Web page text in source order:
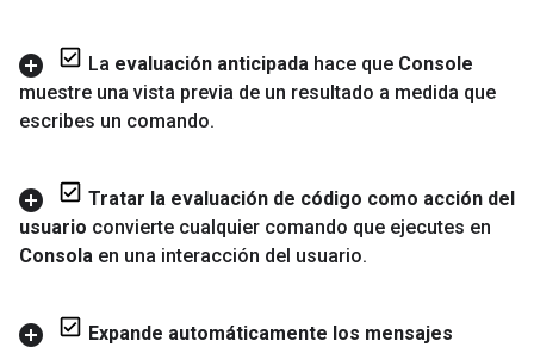
La evaluación anticipada hace que Console
muestre una vista previa de un resultado a medida que
escribes un comando.
Tratar la evaluación de código como acción del
usuario convierte cualquier comando que ejecutes en
Consola en una interacción del usuario.
Expande automáticamente los mensajes